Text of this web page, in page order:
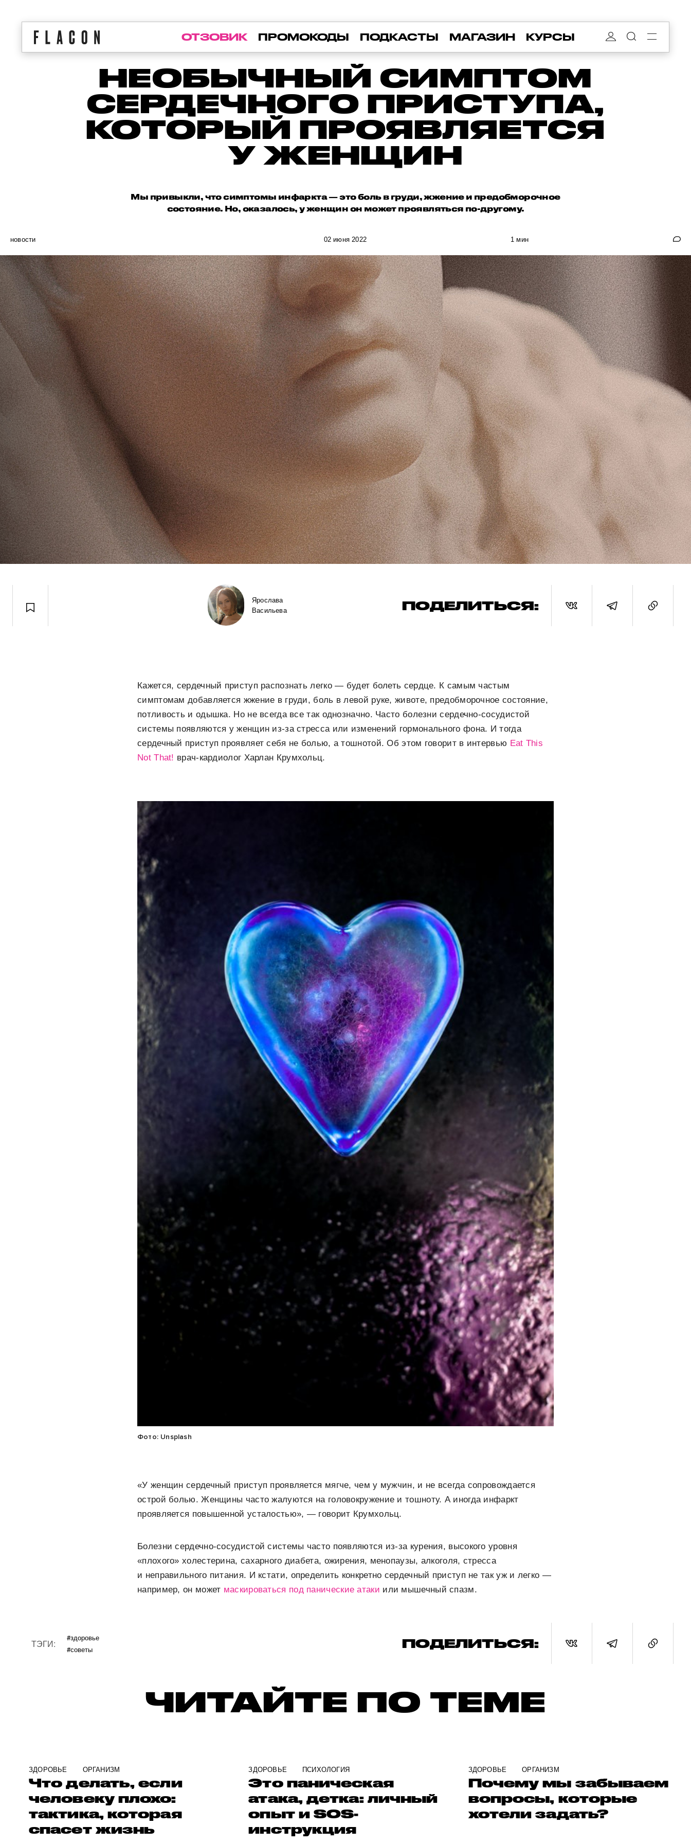
ОТЗОВИК ПРОМОКОДЫ ПОДКАСТЫ МАГАЗИН КУРСЫ
НЕОБЫЧНЫЙ СИМПТОМ
СЕРДЕЧНОГО ПРИСТУПА,
КОТОРЫЙ ПРОЯВЛЯЕТСЯ
У ЖЕНЩИН
Мы привыкли, что симптомы инфаркта — это боль в груди, жжение и предобморочное
состояние. Но, оказалось, у женщин он может проявляться по-другому.
новости 02 июня 2022 1 мин
Ярослава
Васильева
ПОДЕЛИТЬСЯ:
Кажется, сердечный приступ распознать легко — будет болеть сердце. К самым частым
симптомам добавляется жжение в груди, боль в левой руке, животе, предобморочное состояние,
потливость и одышка. Но не всегда все так однозначно. Часто болезни сердечно-сосудистой
системы появляются у женщин из-за стресса или изменений гормонального фона. И тогда
сердечный приступ проявляет себя не болью, а тошнотой. Об этом говорит в интервью Eat This
Not That! врач-кардиолог Харлан Крумхольц.
Фото: Unsplash
«У женщин сердечный приступ проявляется мягче, чем у мужчин, и не всегда сопровождается
острой болью. Женщины часто жалуются на головокружение и тошноту. А иногда инфаркт
проявляется повышенной усталостью», — говорит Крумхольц.
Болезни сердечно-сосудистой системы часто появляются из-за курения, высокого уровня
«плохого» холестерина, сахарного диабета, ожирения, менопаузы, алкоголя, стресса
и неправильного питания. И кстати, определить конкретно сердечный приступ не так уж и легко —
например, он может маскироваться под панические атаки или мышечный спазм.
ТЭГИ:
#здоровье
#советы
ПОДЕЛИТЬСЯ:
ЧИТАЙТЕ ПО ТЕМЕ
ЗДОРОВЬЕ ОРГАНИЗМ
Что делать, если
человеку плохо:
тактика, которая
спасет жизнь
ЗДОРОВЬЕ ПСИХОЛОГИЯ
Это паническая
атака, детка: личный
опыт и SOS-
инструкция
ЗДОРОВЬЕ ОРГАНИЗМ
Почему мы забываем
вопросы, которые
хотели задать?